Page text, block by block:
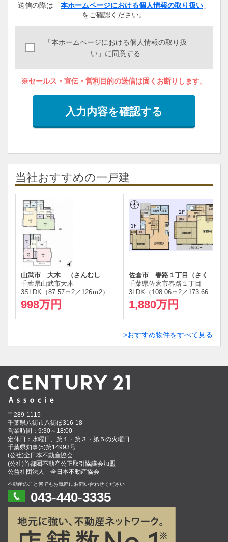
送信の際は「 本ホームページにおける個人情報の取り扱い 」
をご確認ください。
「本ホームページにおける個人情報の取り扱
い」に同意する
※セールス・宣伝・営利目的の送信は固くお断りします。
入力内容を確認する
当社おすすめの一戸建
山武市 大木 （さんむし おおぎ）
千葉県山武市大木
3SLDK（87.57ｍ2／126ｍ2）
998万円
佐倉市 春路１丁目（さくらし はるじ）
千葉県佐倉市春路１丁目
3LDK（108.06ｍ2／173.66ｍ 2）
1,880万円
おすすめ物件をすべて見る
〒289-1115
千葉県八街市八街ほ316-18
営業時間：9:30～18:00
定休日：水曜日、第１・第３・第５の火曜日
千葉県知事(5)第14993号
(公社)全日本不動産協会
(公社)首都圏不動産公正取引協議会加盟
公益社団法人 全日本不動産協会
不動産のこと何でもお気軽にお問い合わせください
043-440-3335